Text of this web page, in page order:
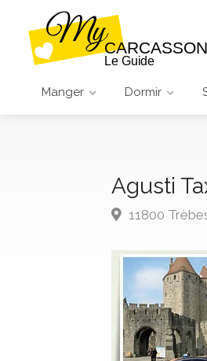
Manger Dormir
Agusti
11800